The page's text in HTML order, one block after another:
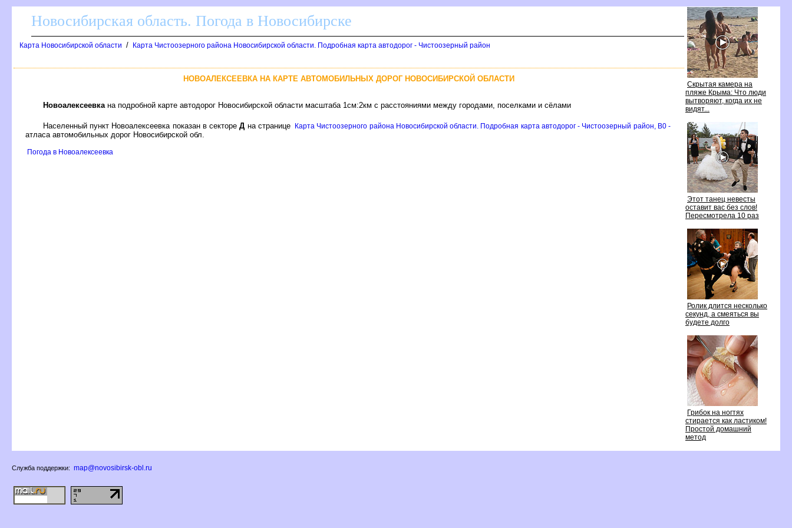
Скрытая камера на
пляже Крыма: Что люди
ытворяют, когда их не
идят...
Этот танец невесты
оставит вас без слов!
Пересмотрела 10 раз
Ролик длится несколько
секунд, а смеяться вы
удете долго
Грибок на ногтях
стирается как ластиком!
Простой домашний
метод
Новосибирская область. Погода в Новосибирске
Карта Новосибирской области / Карта Чистоозерного района Новосибирской области. Подробная карта автодорог - Чистоозерный район
НОВОАЛЕКСЕЕВКА НА КАРТЕ АВТОМОБИЛЬНЫХ ДОРОГ НОВОСИБИРСКОЙ ОБЛАСТИ
Новоалексеевка на подробной карте автодорог Новосибирской области масштаба 1см:2км с расстояниями между городами, поселками и сёлами
Населенный пункт Новоалексеевка показан в сектореД на странице Карта Чистоозерного района Новосибирской области. Подробная карта автодорог - Чистоозерный район, B0 -
атласа автомобильных дорог Новосибирской обл.
Погода в Новоалексеевка
Служба поддержки: map@novosibirsk-obl.ru